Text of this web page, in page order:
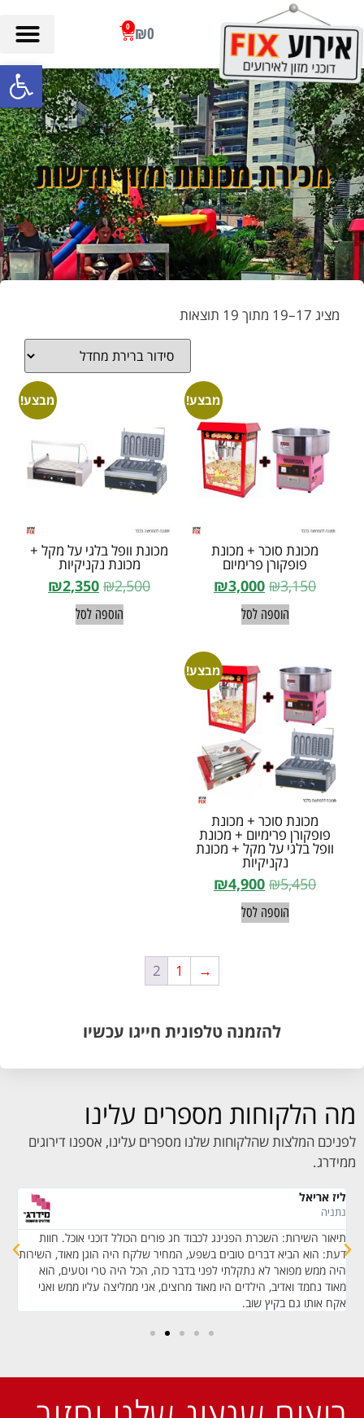
פתח
₪0
0
מכירת מכונות מזון חדשות
מציג 17–19 מתוך 19 תוצאות
מבצע!
מכונת סוכר + מכונת
פופקורן פרימיום
₪3,150
₪3,000
הוספה לסל
מבצע!
מכונת וופל בלגי על מקל +
מכונת נקניקיות
₪2,500
₪2,350
הוספה לסל
מבצע!
מכונת סוכר + מכונת
פופקורן פרימיום + מכונת
וופל בלגי על מקל + מכונת
נקניקיות
₪5,450
₪4,900
הוספה לסל
→
1
2
להזמנה טלפונית חייגו עכשיו
מה הלקוחות מספרים עלינו
לפניכם המלצות שהלקוחות שלנו מספרים עלינו, אספנו דירוגים
ממידרג.
ליז אריאל
נתניה
תיאור השירות: השכרת הפנינג לכבוד חג פורים הכולל דוכני אוכל. חוות
דעת: הוא הביא דברים טובים בשפע, המחיר שלקח היה הוגן מאוד, השירות
היה ממש מפואר לא נתקלתי לפני בדבר כזה, הכל היה טרי וטעים, הוא
מאוד נחמד ואדיב, הילדים היו מאוד מרוצים, אני ממליצה עליו ממש ואני
אקח אותו גם בקיץ שוב.